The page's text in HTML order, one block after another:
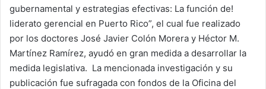
gubernamental y estrategias efectivas: La función de!
liderato gerencial en Puerto Rico”, el cual fue realizado
por los doctores José Javier Colón Morera y Héctor M.
Martínez Ramírez, ayudó en gran medida a desarrollar la
medida legislativa. La mencionada investigación y su
publicación fue sufragada con fondos de la Oficina del